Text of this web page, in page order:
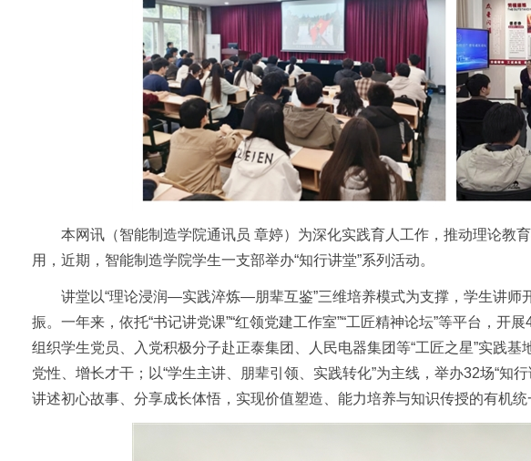
本网讯（智能制造学院通讯员 章婷）为深化实践育人工作，推动理论教
用，近期，智能制造学院学生一支部举办“知行讲堂”系列活动。
讲堂以“理论浸润—实践淬炼—朋辈互鉴”三维培养模式为支撑，学生讲师
振。一年来，依托“书记讲党课”“红领党建工作室”“工匠精神论坛”等平台，开
组织学生党员、入党积极分子赴正泰集团、人民电器集团等“工匠之星”实践
党性、增长才干；以“学生主讲、朋辈引领、实践转化”为主线，举办32场“知
讲述初心故事、分享成长体悟，实现价值塑造、能力培养与知识传授的有机统